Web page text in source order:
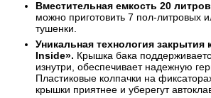
Вместительная емкость 20
можно приготовить 7 пол-литровых
тушенки.
Уникальная технология
Inside». Крышка бака
изнутри, обеспечивает надежную
Пластиковые колпачки на
крышки приятнее и уберегут